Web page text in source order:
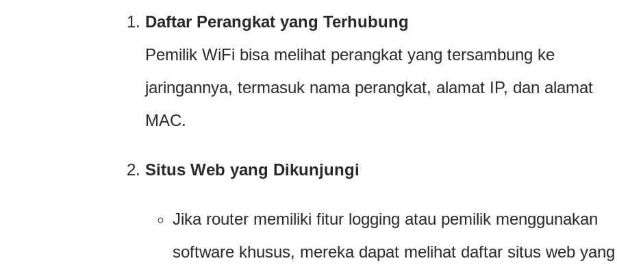
Daftar Perangkat yang Terhubung
Pemilik WiFi bisa melihat perangkat yang tersambung ke
jaringannya, termasuk nama perangkat, alamat IP, dan alamat
MAC.
Situs Web yang Dikunjungi
Jika router memiliki fitur logging atau pemilik menggunakan
software khusus, mereka dapat melihat daftar situs web yang